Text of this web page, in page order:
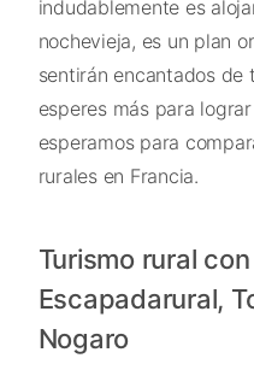
indudablemente es
nochevieja, es un plan
sentirán encantados de
esperes más para
esperamos para
rurales en Francia.
Turismo rural
Escapadarural,
Nogaro